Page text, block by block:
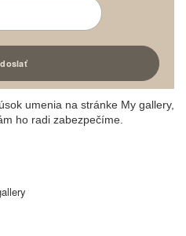
umenia na stránke My gallery,
ho radi zabezpečíme.